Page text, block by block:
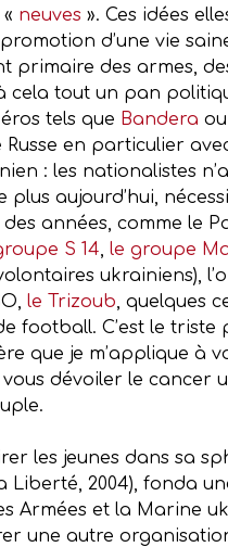
neuves ». Ces idées
d’une vie
primaire des armes,
cela tout un pan
tels que Bandera
Russe en particulier
: les nationalistes
aujourd’hui,
années, comme le
S 14, le groupe
ukrainiens),
le Trizoub, quelques
football. C’est le triste
que je m’applique à
dévoiler le cancer
les jeunes dans sa
2004), fonda
et la Marine
une autre